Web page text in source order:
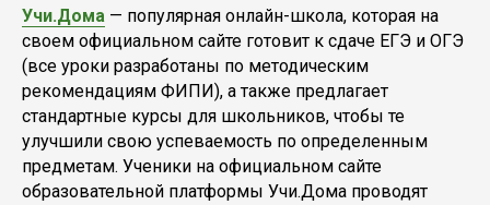
Учи.Дома — популярная онлайн-школа, которая на
своем официальном сайте готовит к сдаче ЕГЭ и ОГЭ
(все уроки разработаны по методическим
рекомендациям ФИПИ), а также предлагает
стандартные курсы для школьников, чтобы те
улучшили свою успеваемость по определенным
предметам. Ученики на официальном сайте
образовательной платформы Учи.Дома проводят